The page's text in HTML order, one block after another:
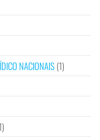
NACIONAIS(1)